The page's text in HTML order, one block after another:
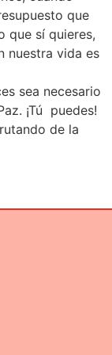
que
que sí quieres,
nuestra vida es
sea necesario
¡Tú puedes!
de la